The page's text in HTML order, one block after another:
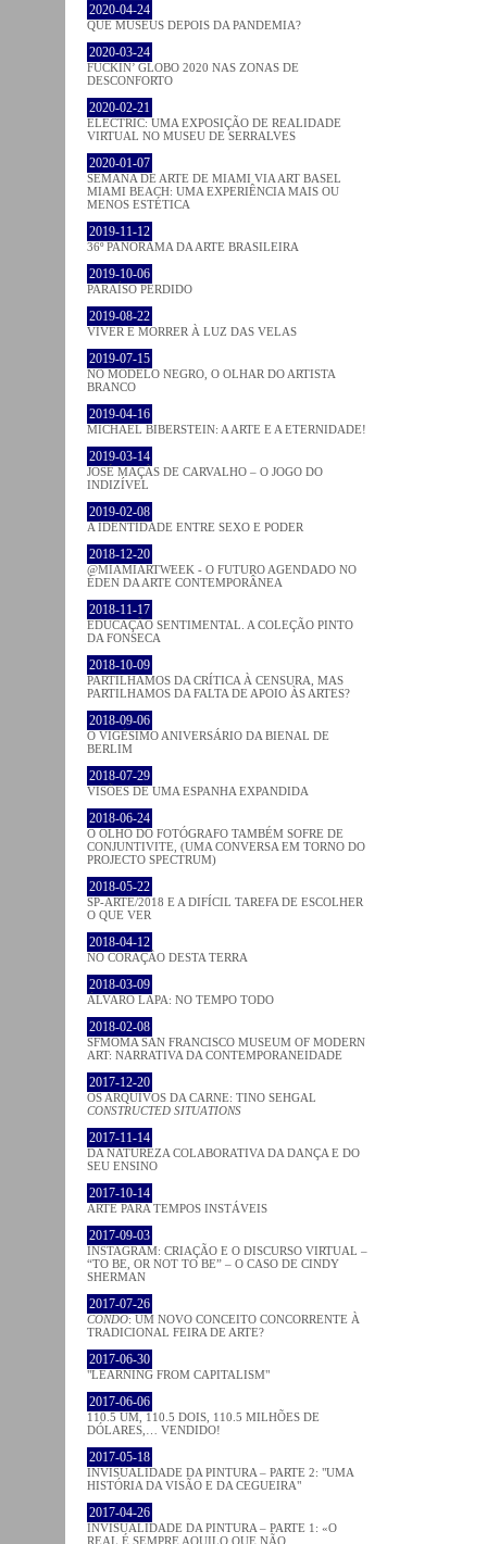
2020-04-24
QUE MUSEUS DEPOIS DA PANDEMIA?
2020-03-24
FUCKIN’ GLOBO 2020 NAS ZONAS DE
DESCONFORTO
2020-02-21
ELECTRIC: UMA EXPOSIÇÃO DE REALIDADE
VIRTUAL NO MUSEU DE SERRALVES
2020-01-07
SEMANA DE ARTE DE MIAMI VIA ART BASEL
MIAMI BEACH: UMA EXPERIÊNCIA MAIS OU
MENOS ESTÉTICA
2019-11-12
36º PANORAMA DA ARTE BRASILEIRA
2019-10-06
PARAÍSO PERDIDO
2019-08-22
VIVER E MORRER À LUZ DAS VELAS
2019-07-15
NO MODELO NEGRO, O OLHAR DO ARTISTA
BRANCO
2019-04-16
MICHAEL BIBERSTEIN: A ARTE E A ETERNIDADE!
2019-03-14
JOSÉ MAÇÃS DE CARVALHO – O JOGO DO
INDIZÍVEL
2019-02-08
A IDENTIDADE ENTRE SEXO E PODER
2018-12-20
@MIAMIARTWEEK - O FUTURO AGENDADO NO
ÉDEN DA ARTE CONTEMPORÂNEA
2018-11-17
EDUCAÇÃO SENTIMENTAL. A COLEÇÃO PINTO
DA FONSECA
2018-10-09
PARTILHAMOS DA CRÍTICA À CENSURA, MAS
PARTILHAMOS DA FALTA DE APOIO ÀS ARTES?
2018-09-06
O VIGÉSIMO ANIVERSÁRIO DA BIENAL DE
BERLIM
2018-07-29
VISÕES DE UMA ESPANHA EXPANDIDA
2018-06-24
O OLHO DO FOTÓGRAFO TAMBÉM SOFRE DE
CONJUNTIVITE, (UMA CONVERSA EM TORNO DO
PROJECTO SPECTRUM)
2018-05-22
SP-ARTE/2018 E A DIFÍCIL TAREFA DE ESCOLHER
O QUE VER
2018-04-12
NO CORAÇÂO DESTA TERRA
2018-03-09
ÁLVARO LAPA: NO TEMPO TODO
2018-02-08
SFMOMA SAN FRANCISCO MUSEUM OF MODERN
ART: NARRATIVA DA CONTEMPORANEIDADE
2017-12-20
OS ARQUIVOS DA CARNE: TINO SEHGAL
CONSTRUCTED SITUATIONS
2017-11-14
DA NATUREZA COLABORATIVA DA DANÇA E DO
SEU ENSINO
2017-10-14
ARTE PARA TEMPOS INSTÁVEIS
2017-09-03
INSTAGRAM: CRIAÇÃO E O DISCURSO VIRTUAL –
“TO BE, OR NOT TO BE” – O CASO DE CINDY
SHERMAN
2017-07-26
CONDO: UM NOVO CONCEITO CONCORRENTE À
TRADICIONAL FEIRA DE ARTE?
2017-06-30
"LEARNING FROM CAPITALISM"
2017-06-06
110.5 UM, 110.5 DOIS, 110.5 MILHÕES DE
DÓLARES,… VENDIDO!
2017-05-18
INVISUALIDADE DA PINTURA – PARTE 2: "UMA
HISTÓRIA DA VISÃO E DA CEGUEIRA"
2017-04-26
INVISUALIDADE DA PINTURA – PARTE 1: «O
REAL É SEMPRE AQUILO QUE NÃO